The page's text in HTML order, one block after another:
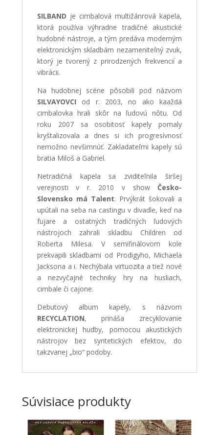
SILBAND je cimbalová multižánrová kapela,
ktorá používa výhradne tradičné akustické
hudobné nástroje, a tým predáva moderným
elektronickým skladbám nezameniteľný zvuk,
ktorý je tvorený z prirodzených frekvencií a
vibrácii.
Na hudobnej scéne pôsobili pod názvom
SILVAYOVCI od r. 2003, no ako kaaždá
cimbalovka hrali skôr na ľudovú nôtu. Od
roku 2007 sa osobitosť kapely pomaly
kryštalizovala a dnes si ich progresívnosť
nemožno nevšimnúť. Zakladateľmi kapely sú
bratia Miloš a Gabriel.
Netradičná kapela sa zviditeľnila širšej
verejnosti v r. 2010 v showČesko-
Slovensko má Talent. Prvýkrát šokovali a
upútali na seba na castingu v divadle, keď na
fujare a ostatných tradičných ľudových
nástrojoch zahrali skladbu Children od
Roberta Milesa. V semifinálovom kole
prekvapili skladbami od Prodigyho, Michaela
Jacksona a i. Nechýbala virtuozita a tiež nové
a nezvyčajné techniky hry na husliach,
cimbale či cajone.
Debutový album kapely, s názvom
RECYCLATION, prináša zrecyklovanie
elektronickej hudby, pomocou akustických
nástrojov bez syntetických efektov, do
takzvanej „bio“ podoby.
Súvisiace produkty